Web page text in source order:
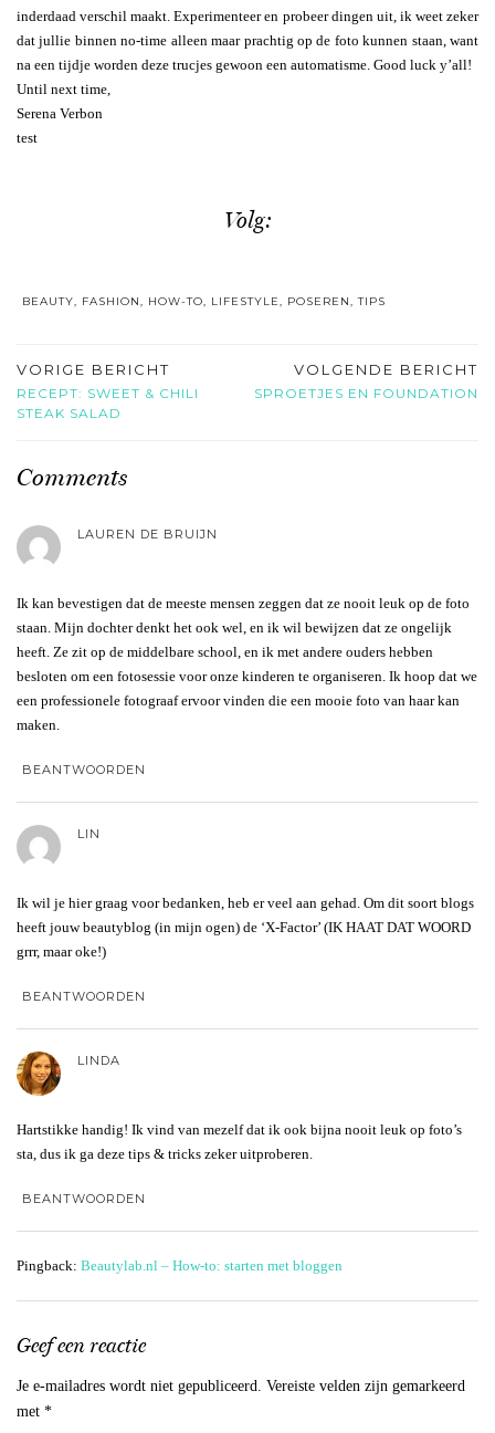
inderdaad verschil maakt. Experimenteer en probeer dingen uit, ik weet zeker
dat jullie binnen no-time alleen maar prachtig op de foto kunnen staan, want
na een tijdje worden deze trucjes gewoon een automatisme. Good luck y’all!
Until next time,
Serena Verbon
test
Volg:
BEAUTY, FASHION, HOW-TO, LIFESTYLE, POSEREN,TIPS
VORIGE BERICHT
RECEPT: SWEET & CHILI
STEAK SALAD
VOLGENDE BERICHT
SPROETJES EN FOUNDATION
Comments
LAUREN DE BRUIJN
Ik kan bevestigen dat de meeste mensen zeggen dat ze nooit leuk op de foto
staan. Mijn dochter denkt het ook wel, en ik wil bewijzen dat ze ongelijk
heeft. Ze zit op de middelbare school, en ik met andere ouders hebben
besloten om een fotosessie voor onze kinderen te organiseren. Ik hoop dat we
een professionele fotograaf ervoor vinden die een mooie foto van haar kan
maken.
BEANTWOORDEN
LIN
Ik wil je hier graag voor bedanken, heb er veel aan gehad. Om dit soort blogs
heeft jouw beautyblog (in mijn ogen) de ‘X-Factor’ (IK HAAT DAT WOORD
grrr, maar oke!)
BEANTWOORDEN
LINDA
Hartstikke handig! Ik vind van mezelf dat ik ook bijna nooit leuk op foto’s
sta, dus ik ga deze tips & tricks zeker uitproberen.
BEANTWOORDEN
Pingback: Beautylab.nl – How-to: starten met bloggen
Geef een reactie
Je e-mailadres wordt niet gepubliceerd. Vereiste velden zijn gemarkeerd
met *